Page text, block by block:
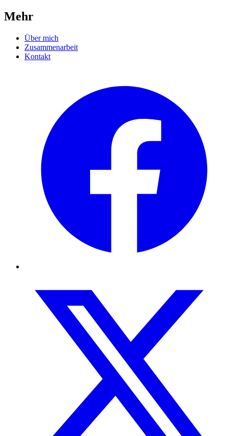
Mehr
Über mich
Zusammenarbeit
Kontakt